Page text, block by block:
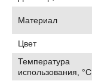
Материал
Цвет
Температура
использования, °C